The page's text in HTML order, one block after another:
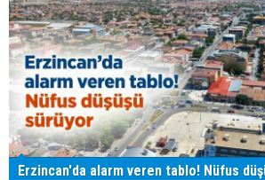
Erzincan'da alarm veren tablo! Nüfus